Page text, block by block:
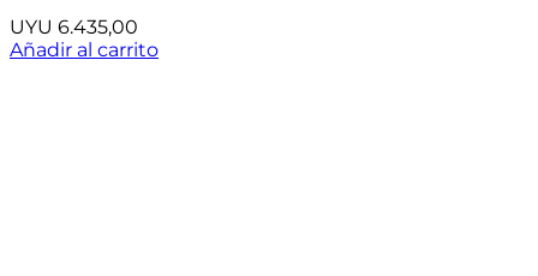
UYU 6.435,00
Añadir al carrito